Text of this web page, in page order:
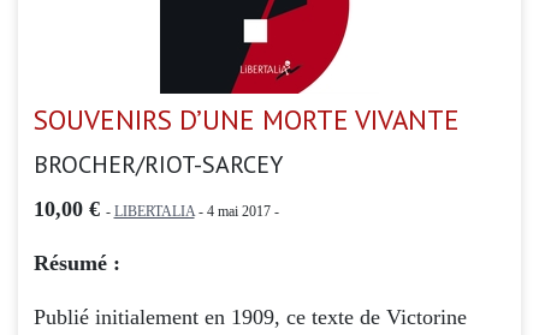
SOUVENIRS D’UNE MORTE VIVANTE
BROCHER/RIOT-SARCEY
10,00 € - LIBERTALIA- 4 mai 2017 -
Résumé :
Publié initialement en 1909, ce texte de Victorine